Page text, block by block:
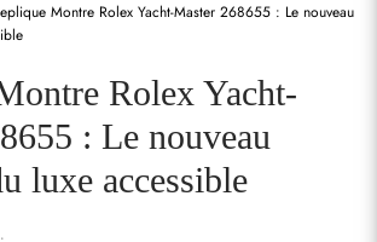
Montre Rolex Yacht-Master 268655 : Le nouveau
Rolex Yacht-
: Le nouveau
luxe accessible